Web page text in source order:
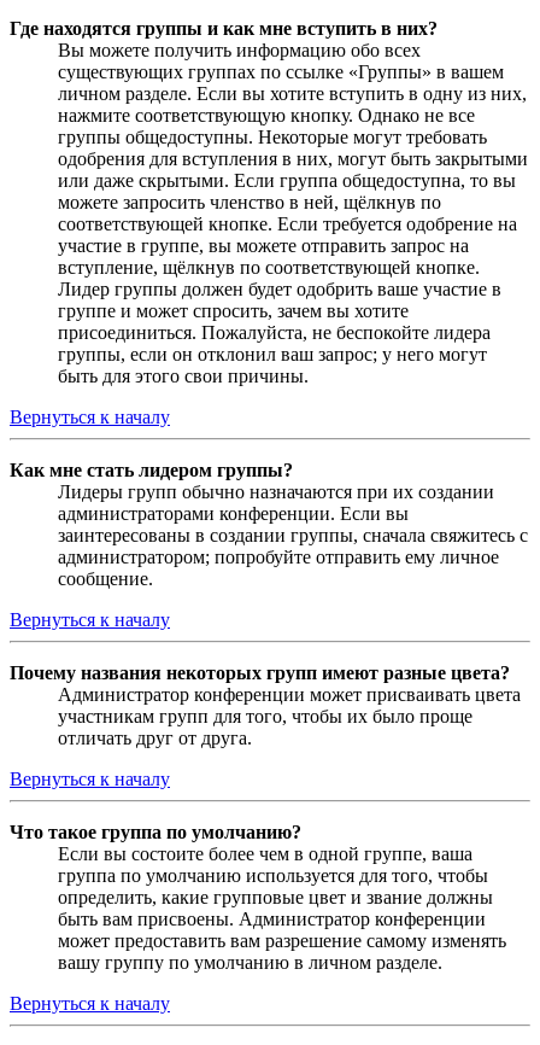
Где находятся группы и как мне вступить в них?
Вы можете получить информацию обо всех
существующих группах по ссылке «Группы» в вашем
личном разделе. Если вы хотите вступить в одну из них,
нажмите соответствующую кнопку. Однако не все
группы общедоступны. Некоторые могут требовать
одобрения для вступления в них, могут быть закрытыми
или даже скрытыми. Если группа общедоступна, то вы
можете запросить членство в ней, щёлкнув по
соответствующей кнопке. Если требуется одобрение на
участие в группе, вы можете отправить запрос на
вступление, щёлкнув по соответствующей кнопке.
Лидер группы должен будет одобрить ваше участие в
группе и может спросить, зачем вы хотите
присоединиться. Пожалуйста, не беспокойте лидера
группы, если он отклонил ваш запрос; у него могут
быть для этого свои причины.
Вернуться к началу
Как мне стать лидером группы?
Лидеры групп обычно назначаются при их создании
администраторами конференции. Если вы
заинтересованы в создании группы, сначала свяжитесь с
администратором; попробуйте отправить ему личное
сообщение.
Вернуться к началу
Почему названия некоторых групп имеют разные цвета?
Администратор конференции может присваивать цвета
участникам групп для того, чтобы их было проще
отличать друг от друга.
Вернуться к началу
Что такое группа по умолчанию?
Если вы состоите более чем в одной группе, ваша
группа по умолчанию используется для того, чтобы
определить, какие групповые цвет и звание должны
быть вам присвоены. Администратор конференции
может предоставить вам разрешение самому изменять
вашу группу по умолчанию в личном разделе.
Вернуться к началу